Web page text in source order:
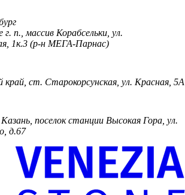
г. п., массив Корабсельки, ул.
1к.3 (р-н МЕГА-Парнас)
край, ст. Старокорсунская, ул. Красная, 5А
поселок станции Высокая Гора, ул.
д.67